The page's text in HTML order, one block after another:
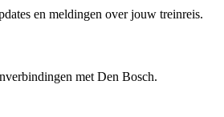
en meldingen over jouw treinreis.
met Den Bosch.